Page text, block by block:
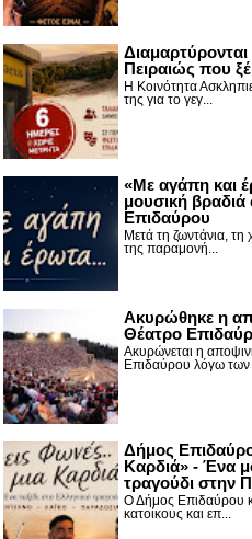
Πειραιώς που
Η Κοινότητα
της για το γεγ...
«Με αγάπη και
μουσική βραδιά
Επιδαύρου
Μετά τη ζωντάνια,
της παραμονή...
Ακυρώθηκε η
Θέατρο
Ακυρώνεται η
Επιδαύρου λόγω των
Δήμος
Καρδιά» - Ένα
τραγούδι στην
Ο Δήμος Επιδαύρου
κατοίκους και επ...